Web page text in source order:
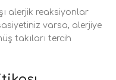
alerjik reaksiyonlar
varsa, alerjiye
takıları tercih